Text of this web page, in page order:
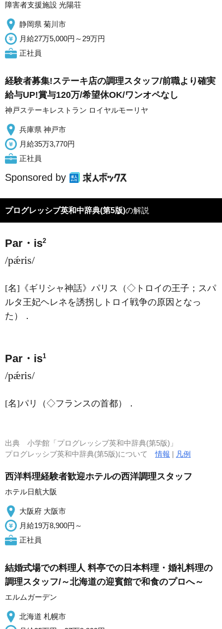
障害者支援施設 光陽荘
静岡県 菊川市
月給27万5,000円～29万円
正社員
経験者募集!ステーキ店の調理スタッフ/前職より確実
給与UP!賞与120万/希望休OK/ワンオペなし
神戸ステーキレストラン ロイヤルモーリヤ
兵庫県 神戸市
月給35万3,770円
正社員
Sponsored by
プログレッシブ英和中辞典(第5版)の解説
Par・is2
/pǽris/
[名] 《ギリシャ神話》 パリス（◇トロイの王子；スパ
ルタ王妃ヘレネを誘拐しトロイ戦争の原因となっ
た）
．
Par・is1
/pǽris/
[名]パリ（◇フランスの首都） ．
出典 小学館「プログレッシブ英和中辞典(第5版)」
プログレッシブ英和中辞典(第5版)について情報 | 凡例
西洋料理経験者歓迎ホテルの西洋調理スタッフ
ホテル日航大阪
大阪府 大阪市
月給19万8,900円～
正社員
結婚式場での料理人 料亭での日本料理・婚礼料理の
調理スタッフ/～北海道の迎賓館で和食のプロへ～
エルムガーデン
北海道 札幌市